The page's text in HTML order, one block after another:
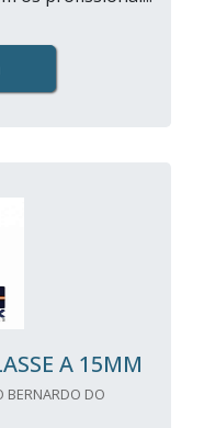
A 15MM
BERNARDO DO